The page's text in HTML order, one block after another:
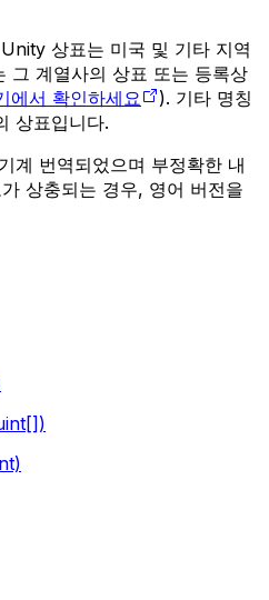
상표는 미국 및 기타 지역
계열사의 상표 또는 등록상
에서 확인하세요
). 기타 명칭
상표입니다.
계 번역되었으며 부정확한 내
상충되는 경우, 영어 버전을